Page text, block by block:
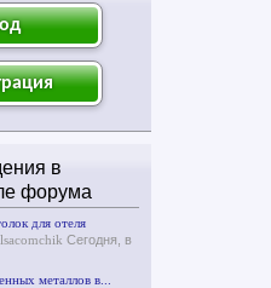
в
форума
для отеля
Сегодня, в
металлов в...